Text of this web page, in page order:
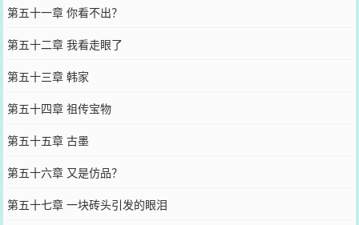
第五十一章 你看不出？
第五十二章 我看走眼了
第五十三章 韩家
第五十四章 祖传宝物
第五十五章 古墨
第五十六章 又是仿品？
第五十七章 一块砖头引发的眼泪